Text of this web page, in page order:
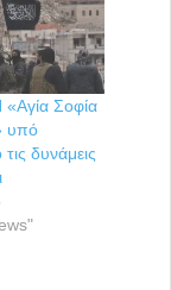
«Αγία Σοφία
υπό
δυνάμεις